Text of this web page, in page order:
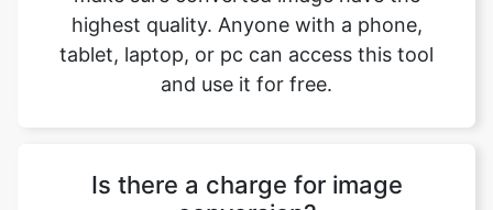
Is there a charge for image
converter is completely free to use which